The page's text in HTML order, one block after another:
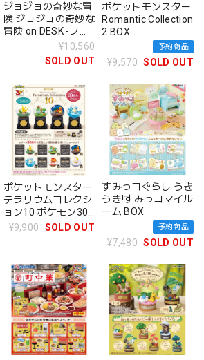
ジョジョの奇妙な冒
険 ジョジョの奇妙な
冒険 on DESK -ファ
ントム ブラッド・戦
闘潮流- BOX
¥10,560
SOLD OUT
ポケットモンスター
Romantic Collection
2 BOX
予約商品
¥9,570 SOLD OUT
ポケットモンスター
テラリウムコレクシ
ョン10 ポケモン30
周年記念ver. BOX
¥9,900 SOLD OUT
すみっコぐらし うき
うき!すみっコマイル
ーム BOX
予約商品
¥7,480 SOLD OUT